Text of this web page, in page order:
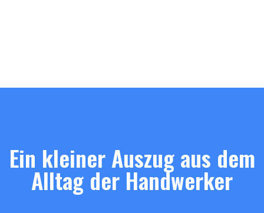
Ein kleiner Auszug aus dem
Alltag der Handwerker